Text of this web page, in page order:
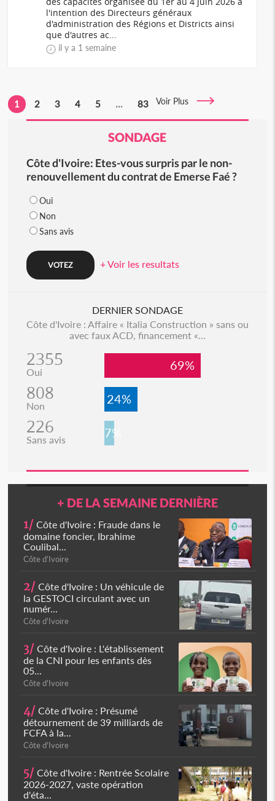
l'intention des Directeurs généraux
d'administration des Régions et Districts ainsi
que d'autres ac...
il y a 1 semaine
1 2 3 4 5 ... 83 Voir Plus
SONDAGE
Côte d'Ivoire: Etes-vous surpris par le non-
renouvellement du contrat de Emerse Faé ?
Oui
Non
Sans avis
+ Voir les resultats
DERNIER SONDAGE
Côte d'Ivoire : Affaire « Italia Construction » sans ou
avec faux ACD, financement «...
2355
Oui 69%
808
Non 24%
226
Sans avis 7%
+ DE LA SEMAINE DERNIÈRE
1/ Côte d'Ivoire : Fraude dans le
domaine foncier, Ibrahime
Coulibal...
Côte d'Ivoire
2/ Côte d'Ivoire : Un véhicule de
la GESTOCI circulant avec un
numér...
Côte d'Ivoire
3/ Côte d'Ivoire : L'établissement
de la CNI pour les enfants dès
05...
Côte d'Ivoire
4/ Côte d'Ivoire : Présumé
détournement de 39 milliards de
FCFA à la...
Côte d'Ivoire
5/ Côte d'Ivoire : Rentrée Scolaire
2026-2027, vaste opération
d'éta...